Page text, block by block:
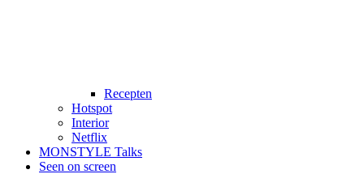
Recepten
Hotspot
Interior
Netflix
MONSTYLE Talks
Seen on screen